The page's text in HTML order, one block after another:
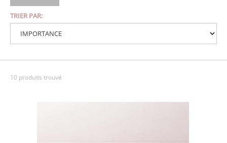
TRIER PAR:
10 produits trouvé